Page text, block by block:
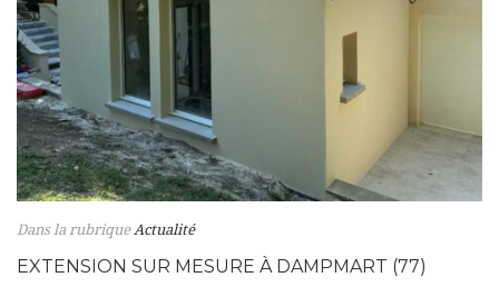
Dans la rubrique Actualité
EXTENSION SUR MESURE À DAMPMART (77)